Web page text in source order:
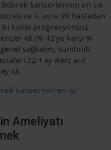
kanserlerinin en sık
ve 4. evre 99 hastadan
kolda progresyonsuz
idi (% 42'ye karşı %
sağkalım, sunitinib
32.4 ay iken; acil
idi.
kanserinin en iyi
Ameliyatı